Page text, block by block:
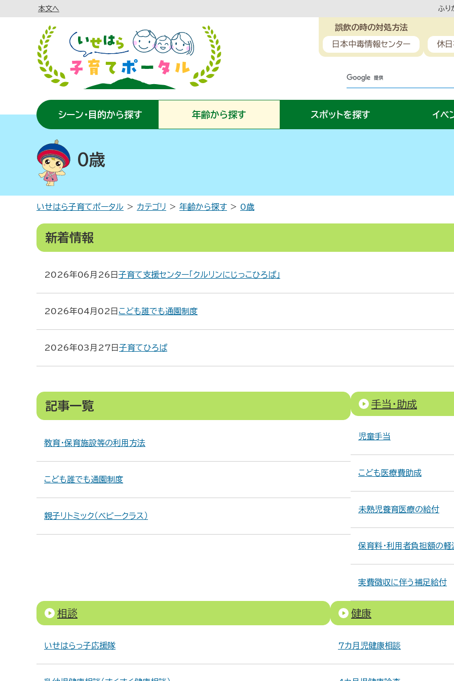
本文へ ふり
誤飲の時の対処方法
日本中毒情報センター 休
シーン・目的から探す 年齢から探す スポットを探す イベ
0歳
いせはら子育てポータル カテゴリ 年齢から探す 0歳
新着情報
2026年06月26日 子育て支援センター「クルリンにじっこひろば」
2026年04月02日 こども誰でも通園制度
2026年03月27日 子育てひろば
教育・保育施設等の利用方法
こども誰でも通園制度
親子リトミック（ベビークラス）
手当・助成
児童手当
こども医療費助成
未熟児養育医療の給付
保育料・利用者負担額の軽
実費徴収に伴う補足給付
相談
いせはらっ子応援隊
健康
7カ月児健康相談